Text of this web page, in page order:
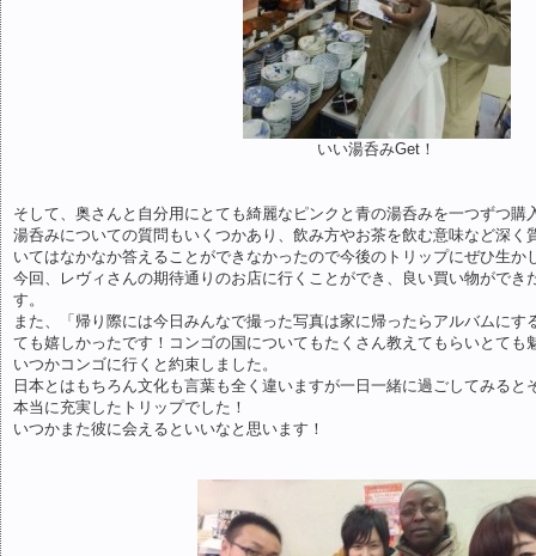
いい湯呑みGet！
そして、奥さんと自分用にとても綺麗なピンクと青の湯呑みを一つずつ購
湯呑みについての質問もいくつかあり、飲み方やお茶を飲む意味など深く
いてはなかなか答えることができなかったので今後のトリップにぜひ生か
今回、レヴィさんの期待通りのお店に行くことができ、良い買い物ができ
す。
また、「帰り際には今日みんなで撮った写真は家に帰ったらアルバムにす
ても嬉しかったです！コンゴの国についてもたくさん教えてもらいとても
いつかコンゴに行くと約束しました。
日本とはもちろん文化も言葉も全く違いますが一日一緒に過ごしてみると
本当に充実したトリップでした！
いつかまた彼に会えるといいなと思います！